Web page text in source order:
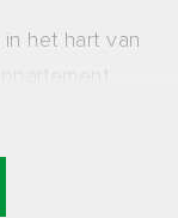
het hart van
In